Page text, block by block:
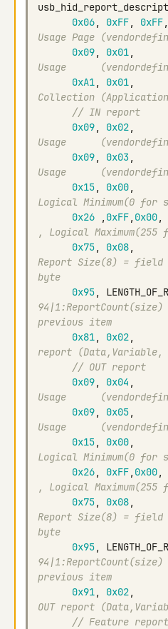
0x06, 0xFF, 0xFF,
Usage Page
0x09, 0x01,
Usage
0xA1, 0x01,
Collection
// IN report
0x09, 0x02,
Usage
0x09, 0x03,
Usage
0x15, 0x00,
Logical Minimum(0 for
0x26
, 0xFF, 0x00,
, Logical
0x75, 0x08,
Report Size(8) =
byte
0x95,
previous item
0x81, 0x02,
report (Data,Variable,
// OUT report
0x09, 0x04 ,
Usage
0x09, 0x05,
Usage
0x15, 0x00,
Logical Minimum(0 for
0x26, 0xFF, 0x00,
, Logical
0x75, 0x08,
Report Size(8) =
byte
0x95,
previous item
0x91, 0x02,
OUT report
// Feature report